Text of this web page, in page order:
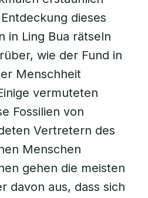
dieses
in Ling Bua rätseln
wie der Fund in
Menschheit
vermuteten
Fossilien von
Vertretern des
Menschen
gehen die meisten
davon aus, dass sich